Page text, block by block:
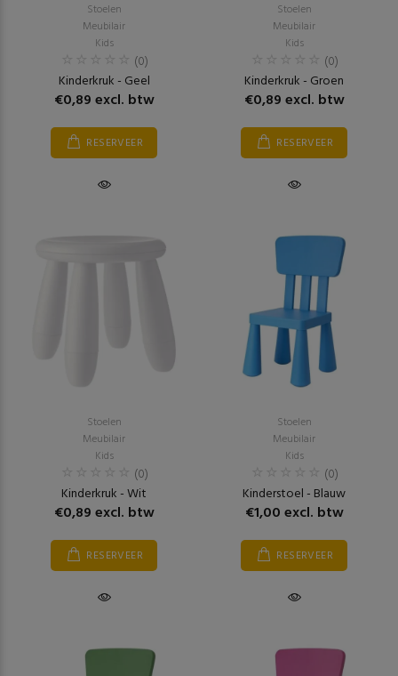
Stoelen
Meubilair
Kids
(0)
Kinderkruk - Geel
€0,89 excl. btw
RESERVEER
Stoelen
Meubilair
Kids
(0)
Kinderkruk - Groen
€0,89 excl. btw
RESERVEER
Stoelen
Meubilair
Kids
(0)
Kinderkruk - Wit
€0,89 excl. btw
RESERVEER
Stoelen
Meubilair
Kids
(0)
Kinderstoel - Blauw
€1,00 excl. btw
RESERVEER